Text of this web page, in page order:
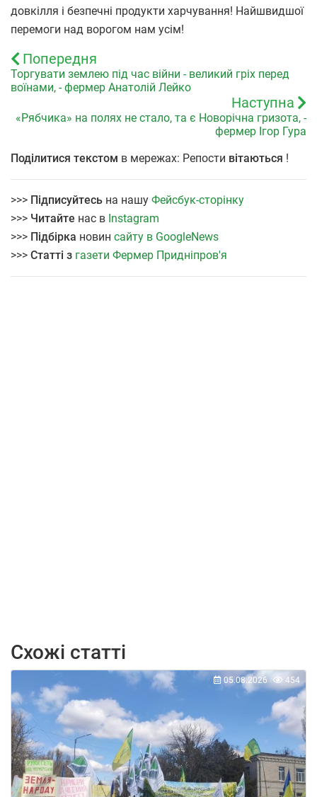
довкілля і безпечні продукти харчування! Найшвидшої
перемоги над ворогом нам усім!
Попередня
Торгувати землею під час війни - великий гріх перед
воїнами, - фермер Анатолій Лейко
Наступна
«Рябчика» на полях не стало, та є Новорічна гризота, -
фермер Ігор Гура
Поділитися текстом в мережах: Репости вітаються !
>>> Підписуйтесь на нашу Фейсбук-сторінку
>>> Читайте нас в Instagram
>>> Підбірка новин сайту в GoogleNews
>>> Статті з газети Фермер Придніпров'я
Схожі статті
05.08.2026 454